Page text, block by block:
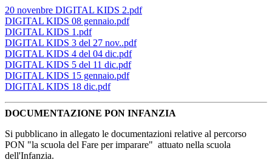
20 novenbre DIGITAL KIDS 2.pdf
DIGITAL KIDS 08 gennaio.pdf
DIGITAL KIDS 1.pdf
DIGITAL KIDS 3 del 27 nov..pdf
DIGITAL KIDS 4 del 04 dic.pdf
DIGITAL KIDS 5 del 11 dic.pdf
DIGITAL KIDS 15 gennaio.pdf
DIGITAL KIDS 18 dic.pdf
DOCUMENTAZIONE PON INFANZIA
Si pubblicano in allegato le documentazioni relative al percorso
PON "la scuola del Fare per imparare" attuato nella scuola
dell'Infanzia.